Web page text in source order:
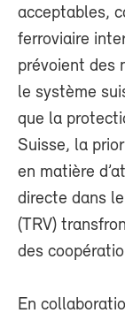
acceptables,
ferroviaire
prévoient des
le système
que la
Suisse, la
en matière
directe dans
(TRV)
des
En